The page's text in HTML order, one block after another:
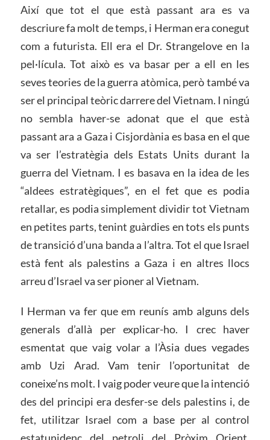
Així que tot el que està passant ara es va
descriure fa molt de temps, i Herman era conegut
com a futurista. Ell era el Dr. Strangelove en la
pel·lícula. Tot això es va basar per a ell en les
seves teories de la guerra atòmica, però també va
ser el principal teòric darrere del Vietnam. I ningú
no sembla haver-se adonat que el que està
passant ara a Gaza i Cisjordània es basa en el que
va ser l’estratègia dels Estats Units durant la
guerra del Vietnam. I es basava en la idea de les
“aldees estratègiques”, en el fet que es podia
retallar, es podia simplement dividir tot Vietnam
en petites parts, tenint guàrdies en tots els punts
de transició d’una banda a l’altra. Tot el que Israel
està fent als palestins a Gaza i en altres llocs
arreu d’Israel va ser pioner al Vietnam.
I Herman va fer que em reunís amb alguns dels
generals d’allà per explicar-ho. I crec haver
esmentat que vaig volar a l’Àsia dues vegades
amb Uzi Arad. Vam tenir l’oportunitat de
coneixe’ns molt. I vaig poder veure que la intenció
des del principi era desfer-se dels palestins i, de
fet, utilitzar Israel com a base per al control